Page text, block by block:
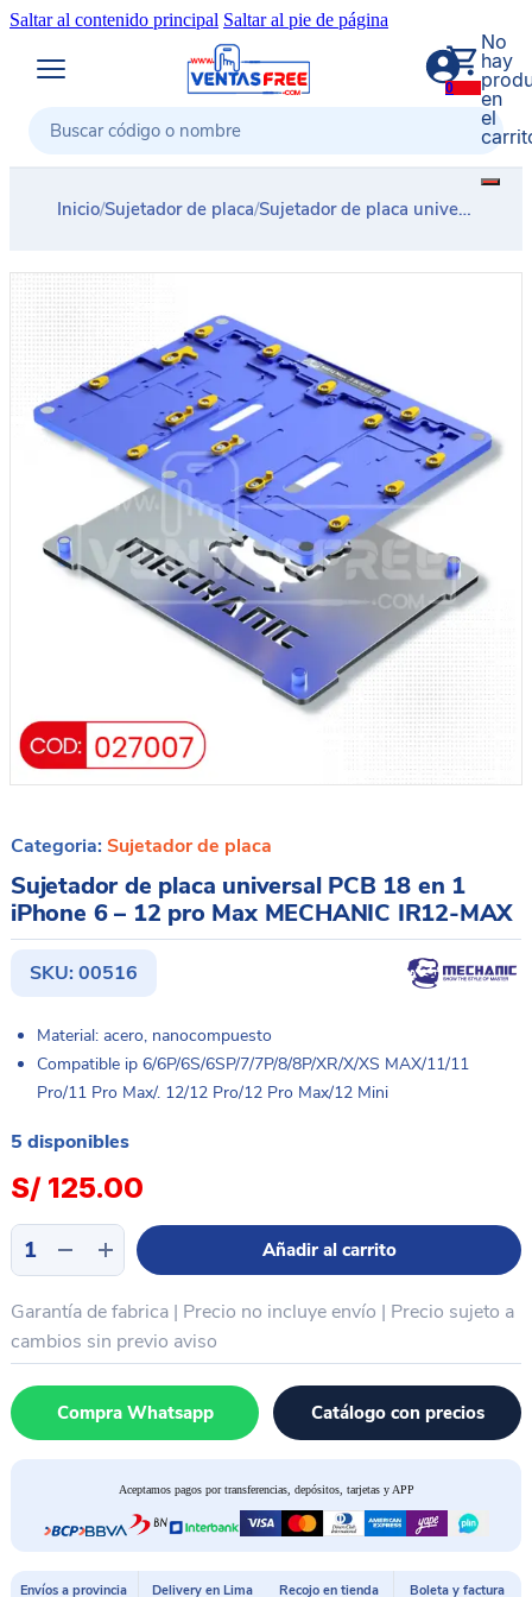
Saltar al contenido principal Saltar al pie de página
Buscar
0
No
hay
en
el
Inicio/Sujetador de placa/Sujetador de placa universal PCB 18 en 1 iPhone 6 – 12 pro Max MECHANIC IR12-MAX
Categoria: Sujetador de placa
Sujetador de placa universal PCB 18 en 1
iPhone 6 – 12 pro Max MECHANIC IR12-MAX
SKU: 00516
Material: acero, nanocompuesto
Compatible ip 6/6P/6S/6SP/7/7P/8/8P/XR/X/XS MAX/11/11
Pro/11 Pro Max/. 12/12 Pro/12 Pro Max/12 Mini
5 disponibles
S/ 125.00
Sujetador
de
universal
PCB
18
en
1
iPhone
Max
Añadir al carrito
Garantía de fabrica | Precio no incluye envío | Precio sujeto a
cambios sin previo aviso
Compra Whatsapp Catálogo con precios
Aceptamos pagos por transferencias, depósitos, tarjetas y APP
Envíos a provincia Delivery en Lima Recojo en tienda Boleta y factura